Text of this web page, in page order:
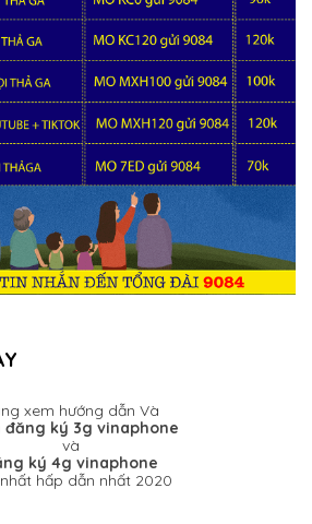
xem hướng dẫn Và
đăng ký 3g vinaphone
và
ký 4g vinaphone
hấp dẫn nhất 2020